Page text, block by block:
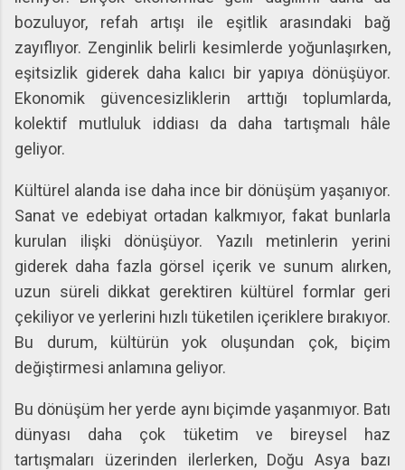
bozuluyor, refah artışı ile eşitlik arasındaki bağ
zayıflıyor. Zenginlik belirli kesimlerde yoğunlaşırken,
eşitsizlik giderek daha kalıcı bir yapıya dönüşüyor.
Ekonomik güvencesizliklerin arttığı toplumlarda,
kolektif mutluluk iddiası da daha tartışmalı hâle
geliyor.
Kültürel alanda ise daha ince bir dönüşüm yaşanıyor.
Sanat ve edebiyat ortadan kalkmıyor, fakat bunlarla
kurulan ilişki dönüşüyor. Yazılı metinlerin yerini
giderek daha fazla görsel içerik ve sunum alırken,
uzun süreli dikkat gerektiren kültürel formlar geri
çekiliyor ve yerlerini hızlı tüketilen içeriklere bırakıyor.
Bu durum, kültürün yok oluşundan çok, biçim
değiştirmesi anlamına geliyor.
Bu dönüşüm her yerde aynı biçimde yaşanmıyor. Batı
dünyası daha çok tüketim ve bireysel haz
tartışmaları üzerinden ilerlerken, Doğu Asya bazı